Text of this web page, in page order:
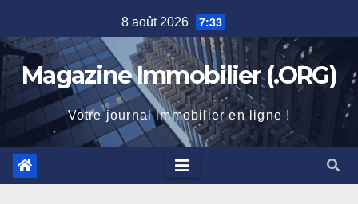
to
content
8 août 2026 7:33
Magazine Immobilier (.ORG)
Votre journal immobilier en ligne !